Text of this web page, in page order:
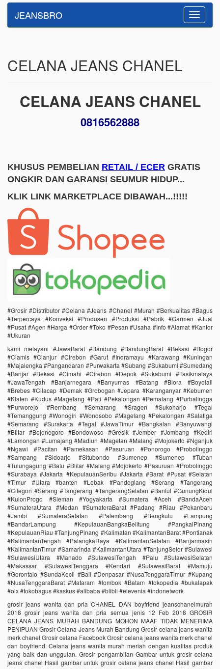
Toggle
JEANSBRO
CELANA JEANS CHANEL
CELANA JEANS CHANEL
0816562888
KHUSUS PEMBELIAN RETAIL / ECER GRATIS
ONGKIR DAN GARANSI SEUMUR HIDUP...
KLIK LINK MARKETPLACE DIBAWAH...!!!!!
#Grosir #Distributor #Celana #Jeans #Chanel #Murah #Berkualitas #Bagus
#Terpercaya #Konveksi #Produsen #Produksi #Pabrik #Garmen #Jual
#Pusat #Agen #Harga #Order #Toko #Pesan #Usaha #Info #Alamat #Kantor
#Ukuran
kami melayani #JawaBarat #Bandung #BandungBarat #Bekasi #Bogor
#Ciamis #Cianjur #Cirebon #Garut #Indramayu #Karawang #Kuningan
#Majalengka #Pangandaran #Purwakarta #Subang #Sukabumi #Sumedang
#Banjar #Bekasi #Cimahi #Cirebon #Depok #Sukabumi #Tasikmalaya
#JawaTengah #Banjarnegara #Banyumas #Batang #Blora #Boyolali
#Brebes #Cilacap #Demak #Grobogan #Jepara #Karanganyar #Kebumen
#Klaten #Kudus #Magelang #Pati #Pekalongan #Pemalang #Purbalingga
#Purworejo #Rembang #Semarang #Sragen #Sukoharjo #Tegal
#Temanggung #Wonogiri #Wonosobo #Magelang #Pekalongan #Salatiga
#Semarang #Surakarta #Tegal #JawaTimur #Bangkalan #Banyuwangi
#Blitar #Bojonegoro #Bondowoso #Gresik #Jember #Jombang #Kediri
#Lamongan #Lumajang #Madiun #Magetan #Malang #Mojokerto #Nganjuk
#Ngawi #Pacitan #Pamekasan #Pasuruan #Ponorogo #Probolinggo
#Sampang #Sidoarjo #Situbondo #Sumenep #Sumenep #Tuban
#Tulungagung #Batu #Blitar #Malang #Mojokerto #Pasuruan #Probolinggo
#Surabaya #Jakarta #KepulauanSeribu #Jakarta #Barat #Pusat #Selatan
#Timur #Utara #banten #Lebak #Pandeglang #Serang #Tangerang
#Cilegon #Serang #Tangerang #TangerangSelatan #Bantul #GunungKidul
#KulonProgo #Sleman #Yogyakarta #Sumatera #Aceh #BandaAceh
#SumateraUtara #Medan #SumateraBarat #Padang #Riau #Pekanbaru
#Jambi #SumateraSelatan #Palembang #Bengkulu #Lampung
#BandarLampung #KepulauanBangkaBelitung #PangkalPinang
#KepulauanRiau #TanjungPinang #Kalimatan #KalimantanBarat #Pontianak
#KalimantanTengah #PalangkaRaya #KalimantanSelatan #Banjarmasin
#KalimantanTimur #Samarinda #KalimantanUtara #TanjungSelor #Sulawesi
#SulawesiUtara #Manado #SulawesiTengah #Palu #SulawesiSelatan
#Makassar #SulawesiTenggara #Kendari #SulawesiBarat #Mamuju
#Gorontalo #SundaKecil #Bali #Denpasar #NusaTenggaraTimur #Kupang
#NusaTenggaraBarat #Mataram #lombok #Batam #tokopedia #bukalapak
#olx #tokobagus #kaskus #alibaba #blibli #elevenia #indonetwork
grosir jeans wanita dan pria CHANEL DAN boyfriend jeanschanelmurah
2018 grosir jeans wanita dan pria semua jenis 12 Feb 2018 GROSIR
CELANA JEANS MURAH BANDUNG MOHON MAAF TIDAK MENERIMA
PENIPUAN Grosir Celana Jeans Murah Bandung Grosir celana jeans wanita
merk chanel Grosir celana Facebook Grosir celana jeans wanita merk chanel
dan boyfriend. Celana jeans wanita murah meriah dengan kualitas produk
yang baik dan unggulan. Grosir pengambilan Gambar untuk grosir celana
jeans chanel Hasil gambar untuk grosir celana jeans chanel Hasil gambar